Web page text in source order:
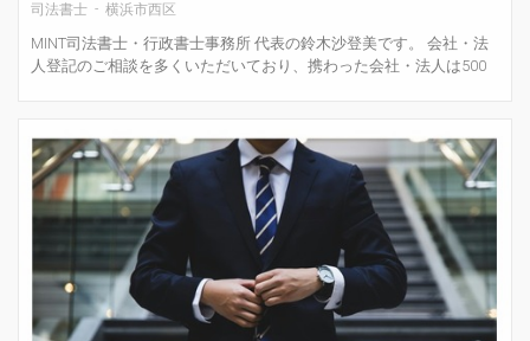
司法書士 - 横浜市西区
MINT司法書士・行政書士事務所 代表の鈴木沙登美です。 会社・法
人登記のご相談を多くいただいており、携わった会社・法人は500
から始めたらいいのかわからない」という段階から...